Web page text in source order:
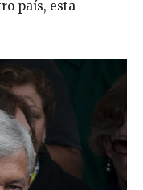
país, esta